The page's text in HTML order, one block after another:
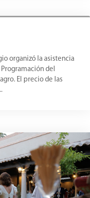
organizó la asistencia
del
El precio de las